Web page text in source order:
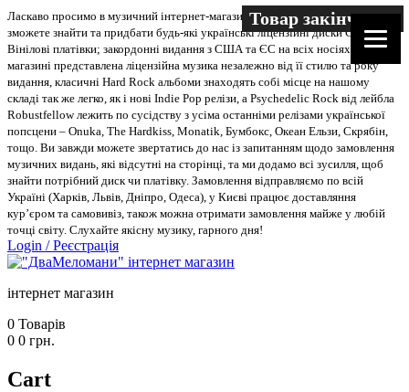
Ласкаво просимо в музичний інтернет-магазин “Два меломани”. У нас Ви
зможете знайти та придбати будь-які українські ліцензійні диски CD, DVD,
Вінілові платівки; закордонні видання з США та ЄС на всіх носіях. В
магазині представлена ліцензійна музика незалежно від її стилю та року
видання, класичні Hard Rock альбоми знаходять собі місце на нашому
складі так же легко, як і нові Indie Pop релізи, а Psychedelic Rock від лейбла
Robustfellow лежить по сусідству з усіма останніми релізами української
попсцени – Onuka, The Hardkiss, Monatik, Бумбокс, Океан Ельзи, Скрябін,
тощо. Ви завжди можете звертатись до нас із запитанням щодо замовлення
музичних видань, які відсутні на сторінці, та ми додамо всі зусилля, щоб
знайти потрібний диск чи платівку. Замовлення відправляємо по всій
Україні (Харків, Львів, Дніпро, Одеса), у Києві працює доставляння
кур’єром та самовивіз, також можна отримати замовлення майже у любій
точці світу. Слухайте якісну музику, гарного дня!
Login /Реєстрація
інтернет магазин
0 Товарів
0 0 грн.
Cart
Товар закінчився